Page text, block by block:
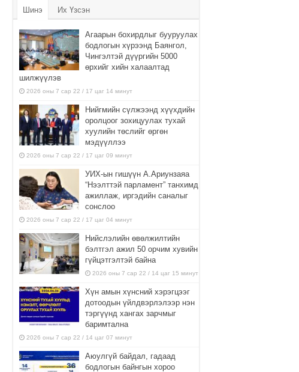
Шинэ Их Үзсэн
Агаарын бохирдлыг бууруулах
бодлогын хүрээнд Баянгол,
Чингэлтэй дүүргийн 5000
өрхийг хийн халаалтад
шилжүүлэв
2026 оны 7 сар 22 / 17 цаг 14 минут
Нийгмийн сүлжээнд хүүхдийн
оролцоог зохицуулах тухай
хуулийн төслийг өргөн
мэдүүллээ
2026 оны 7 сар 22 / 17 цаг 09 минут
УИХ-ын гишүүн А.Ариунзаяа
“Нээлттэй парламент” танхимд
ажиллаж, иргэдийн саналыг
сонслоо
2026 оны 7 сар 22 / 17 цаг 04 минут
Нийслэлийн өвөлжилтийн
бэлтгэл ажил 50 орчим хувийн
гүйцэтгэлтэй байна
2026 оны 7 сар 22 / 14 цаг 15 минут
Хүн амын хүнсний хэрэгцээг
дотоодын үйлдвэрлэлээр нэн
тэргүүнд хангах зарчмыг
баримтална
2026 оны 7 сар 22 / 14 цаг 07 минут
Аюулгүй байдал, гадаад
бодлогын байнгын хороо